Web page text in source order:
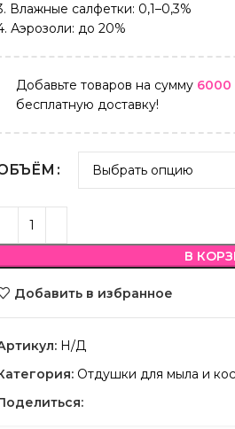
Влажные салфетки: 0,1–0,3%
Аэрозоли: до 20%
Добавьте товаров на сумму 6000
бесплатную доставку!
В
Добавить в избранное
Н/Д
Отдушки для мыла и